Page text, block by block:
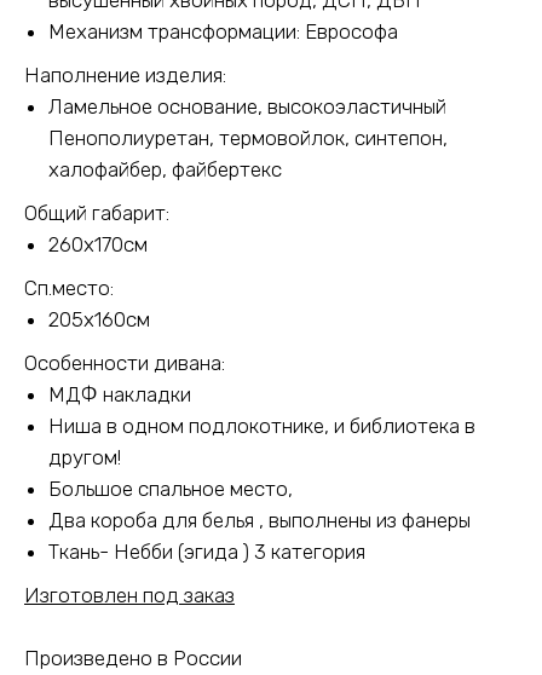
Механизм трансформации: Еврософа
Наполнение изделия:
Ламельное основание, высокоэластичный
Пенополиуретан, термовойлок, синтепон,
халофайбер, файбертекс
Общий габарит:
260х170см
Сп.место:
205х160см
Особенности дивана:
МДФ накладки
Ниша в одном подлокотнике, и библиотека в
другом!
Большое спальное место,
Два короба для белья , выполнены из фанеры
Ткань- Небби (эгида ) 3 категория
Изготовлен под заказ
Произведено в России